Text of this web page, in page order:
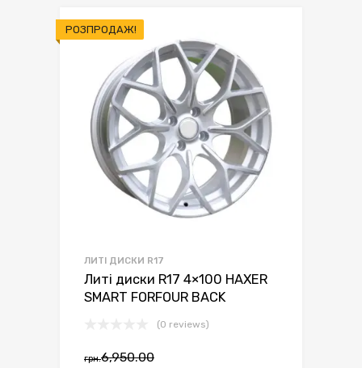
РОЗПРОДАЖ!
ЛИТІ ДИСКИ R17
Литі диски R17 4×100 HAXER
SMART FORFOUR BACK
(0 reviews)
грн.6,950.00